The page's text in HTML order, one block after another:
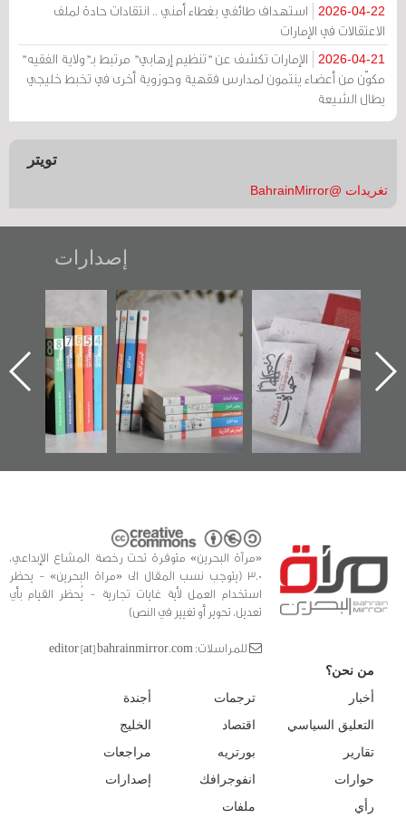
2026-04-22
استهداف طائفي بغطاء أمني .. انتقادات حادة لملف
الاعتقالات في الإمارات
2026-04-21
الإمارات تكشف عن "تنظيم إرهابي" مرتبط بـ"ولاية الفقيه"
مكوّن من أعضاء ينتمون لمدارس فقهية وحوزوية أخرى في تخبط خليجي
يطال الشيعة
تويتر
تغريدات @BahrainMirror
إصدارات
الأخير":
عن
ساحة
أوال
والتوثيق
تصنيف موضوعي
للوثائق البريطانية
يقدمه «مركز أوال»
كتب
"مرآة البحرين"
تصدر حصاد
الساحات 2019
عسكري
«مرآة
«مرآة البحرين» متوفرة تحت رخصة المشاع الإبداعي،
3.0 (يتوجب نسب المقال الى «مراة البحرين» - يحظر
استخدام العمل لأية غايات تجارية - يُحظر القيام بأي
تعديل، تحوير أو تغيير في النص)
للمراسلات: editor [at] bahrainmirror.com
من نحن؟
أخبار
التعليق السياسي
تقارير
حوارات
رأي
ترجمات
اقتصاد
بورتريه
انفوجرافك
ملفات
أجندة
الخليج
مراجعات
إصدارات